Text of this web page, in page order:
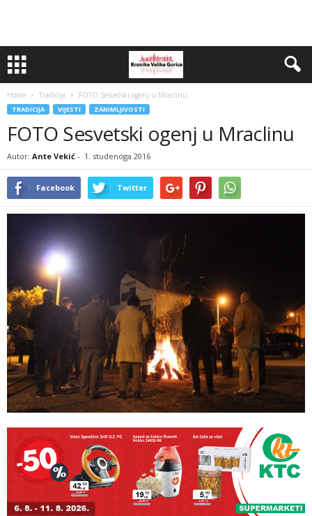
Home Tradicija FOTO Sesvetski ogenj u Mraclinu
TRADICIJA VIJESTI ZANIMLJIVOSTI
FOTO Sesvetski ogenj u Mraclinu
Autor: Ante Vekić - 1. studenoga 2016
Facebook Twitter